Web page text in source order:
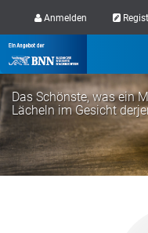
Anmelden
Das Schönste, was ein
Lächeln im Gesicht